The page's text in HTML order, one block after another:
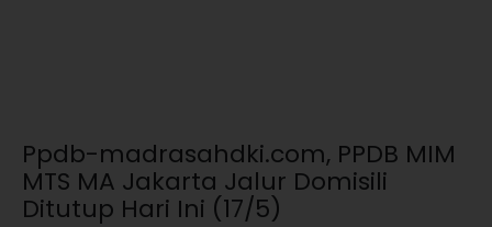
Ppdb-madrasahdki.com, PPDB MIM
MTS MA Jakarta Jalur Domisili
Ditutup Hari Ini (17/5)